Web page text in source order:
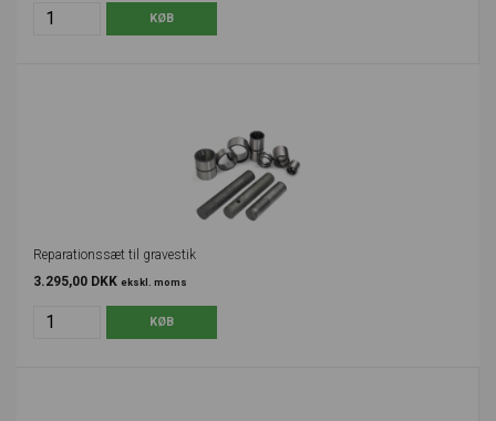
Reparationssæt til gravestik
3.295,00 DKK ekskl. moms